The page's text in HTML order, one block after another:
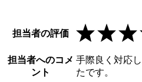
担当者の評価
担当者へのコメ
ント
手際良く対応
たです。